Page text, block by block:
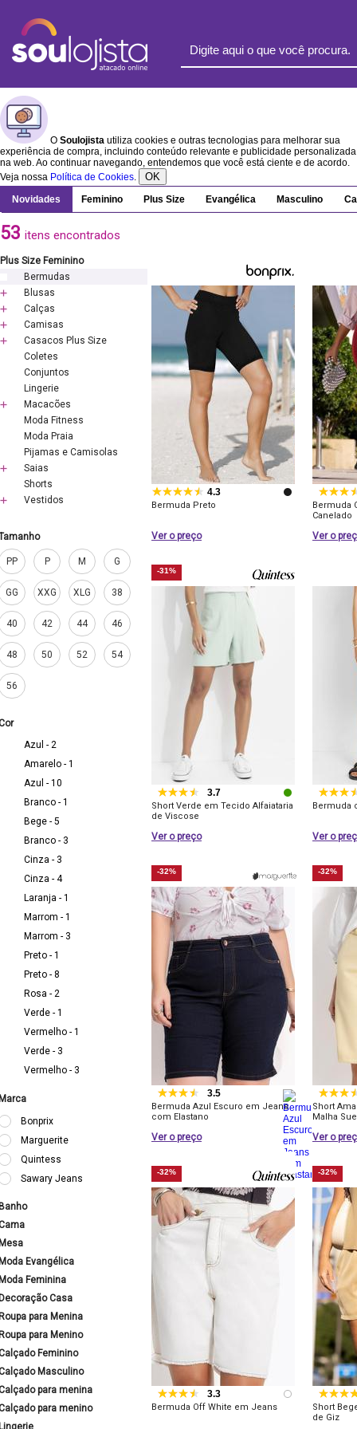
O Soulojista utiliza cookies e outras tecnologias para melhorar sua
experiência de compra, incluindo conteúdo relevante e publicidade personalizada
na web. Ao continuar navegando, entendemos que você está ciente e de acordo.
Veja nossa Política de Cookies. OK
Novidades Feminino Plus Size Evangélica Masculino
53 itens encontrados
Plus Size Feminino
Bermudas
Blusas
Calças
Camisas
Casacos Plus Size
Coletes
Conjuntos
Lingerie
Macacões
Moda Fitness
Moda Praia
Pijamas e Camisolas
Saias
Shorts
Vestidos
PP P M G
GG XXG XLG 38
40 42 44 46
48 50 52 54
56
Azul - 2
Amarelo - 1
Azul - 10
Branco - 1
Bege - 5
Branco - 3
Cinza - 3
Cinza - 4
Laranja - 1
Marrom - 1
Marrom - 3
Preto - 1
Preto - 8
Rosa - 2
Verde - 1
Vermelho - 1
Verde - 3
Vermelho - 3
Bonprix
Marguerite
Quintess
Sawary Jeans
Evangélica
Feminina
Casa
para Menina
para Menino
Feminino
Masculino
para menina
para menino
4.3
Bermuda Preto
Ver o preço
Bermuda
Canelado
Ver o
-31%
3.7
Short Verde em Tecido Alfaiataria
de Viscose
Ver o preço
Bermuda
Ver o
-32%
3.5
Bermuda Azul Escuro em Jeans
com Elastano
Ver o preço
-32%
Short
Malha
Ver o
-32%
3.3
Bermuda Off White em Jeans
-32%
Short
de Giz